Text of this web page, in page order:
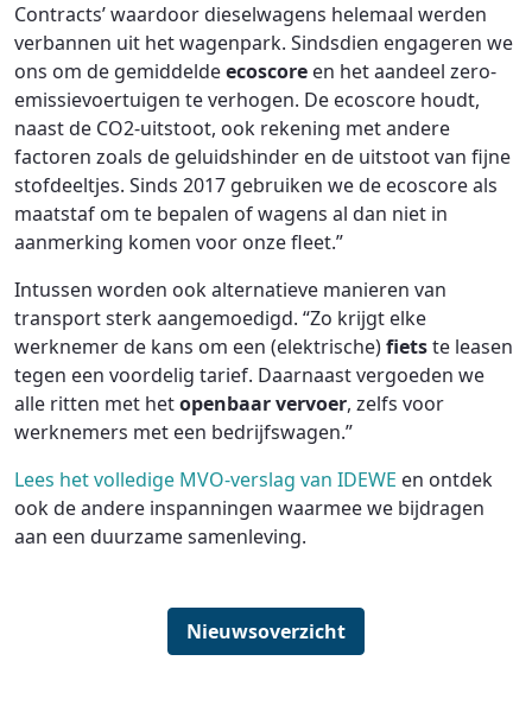
Contracts’ waardoor dieselwagens helemaal werden
verbannen uit het wagenpark. Sindsdien engageren we
ons om de gemiddeldeecoscore en het aandeel zero-
emissievoertuigen te verhogen. De ecoscore houdt,
naast de CO2-uitstoot, ook rekening met andere
factoren zoals de geluidshinder en de uitstoot van fijne
stofdeeltjes. Sinds 2017 gebruiken we de ecoscore als
maatstaf om te bepalen of wagens al dan niet in
aanmerking komen voor onze fleet.”
Intussen worden ook alternatieve manieren van
transport sterk aangemoedigd. “Zo krijgt elke
werknemer de kans om een (elektrische)fietste leasen
tegen een voordelig tarief. Daarnaast vergoeden we
alle ritten met hetopenbaar vervoer, zelfs voor
werknemers met een bedrijfswagen.”
Lees het volledige MVO-verslag van IDEWE en ontdek
ook de andere inspanningen waarmee we bijdragen
aan een duurzame samenleving.
Nieuwsoverzicht